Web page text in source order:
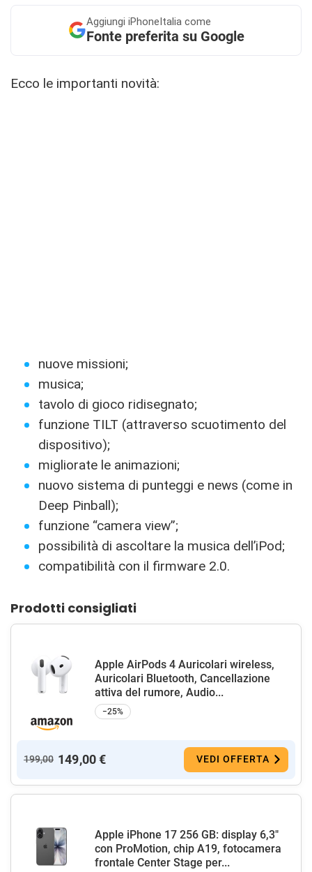
Aggiungi iPhoneItalia come
Fonte preferita su Google
Ecco le importanti novità:
nuove missioni;
musica;
tavolo di gioco ridisegnato;
funzione TILT (attraverso scuotimento del
dispositivo);
migliorate le animazioni;
nuovo sistema di punteggi e news (come in
Deep Pinball);
funzione “camera view”;
possibilità di ascoltare la musica dell’iPod;
compatibilità con il firmware 2.0.
Prodotti consigliati
Apple AirPods 4 Auricolari wireless,
Auricolari Bluetooth, Cancellazione
attiva del rumore, Audio...
−25%
199,00 149,00 € VEDI OFFERTA
Apple iPhone 17 256 GB: display 6,3"
con ProMotion, chip A19, fotocamera
frontale Center Stage per...